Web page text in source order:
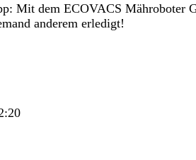
Mit dem ECOVACS Mähroboter
anderem erledigt!